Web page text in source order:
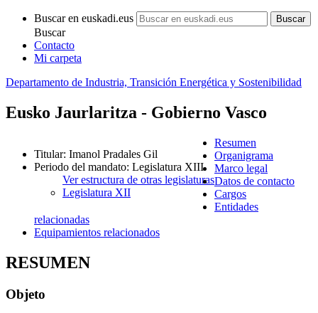
Buscar en euskadi.eus
Buscar
Contacto
Mi carpeta
Departamento de Industria, Transición Energética y Sostenibilidad
Eusko Jaurlaritza - Gobierno Vasco
Titular: Imanol Pradales Gil
Periodo del mandato: Legislatura XIII
Ver estructura de otras legislaturas
Legislatura XII
Resumen
Organigrama
Marco legal
Datos de contacto
Cargos
Entidades
relacionadas
Equipamientos relacionados
RESUMEN
Objeto